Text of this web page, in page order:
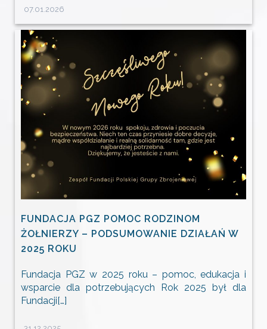
07.01.2026
FUNDACJA PGZ POMOC RODZINOM
ŻOŁNIERZY – PODSUMOWANIE DZIAŁAŃ W
2025 ROKU
Fundacja PGZ w 2025 roku – pomoc, edukacja i
wsparcie dla potrzebujących Rok 2025 był dla
Fundacji[…]